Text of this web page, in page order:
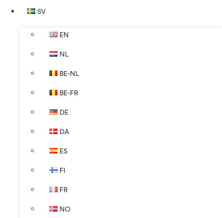
SV
EN
NL
BE-NL
BE-FR
DE
DA
ES
FI
FR
NO